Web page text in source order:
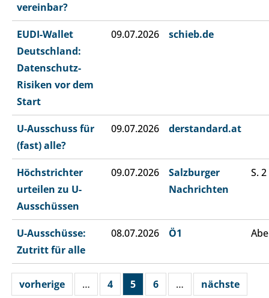
vereinbar?
EUDI-Wallet
Deutschland:
Datenschutz-
Risiken vor dem
Start
09.07.2026 schieb.de
U-Ausschuss für
(fast) alle?
09.07.2026 derstandard.at
Höchstrichter
urteilen zu U-
Ausschüssen
09.07.2026
Salzburger
Nachrichten
S. 2
U-Ausschüsse:
Zutritt für alle
08.07.2026 Ö1
vorherige … 4 5 6 … nächste